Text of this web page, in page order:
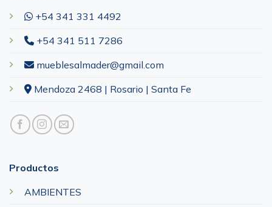
Productos
AMBIENTES
+54 341 331 4492
+54 341 511 7286
mueblesalmader@gmail.com
Mendoza 2468 | Rosario | Santa Fe